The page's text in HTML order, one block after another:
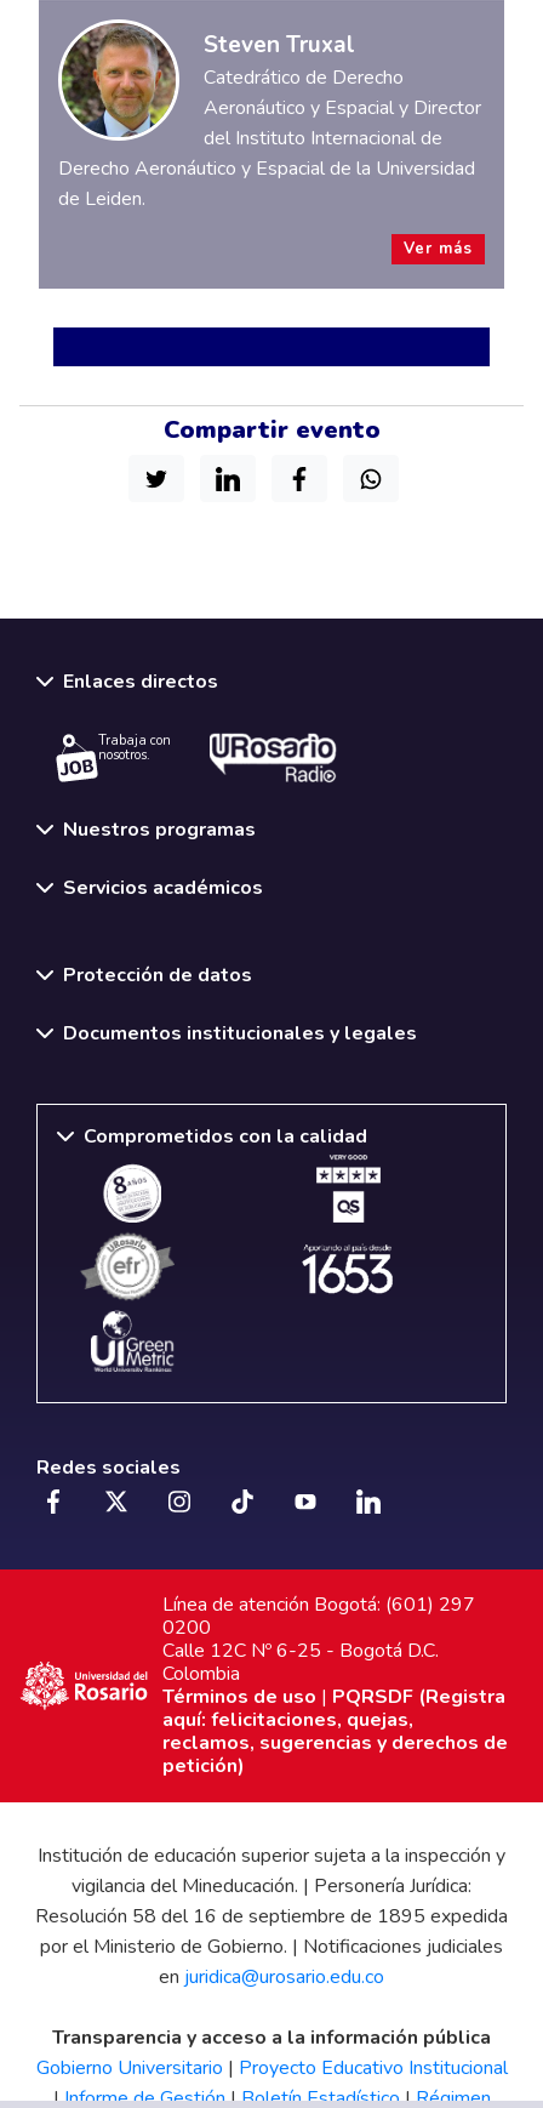
Compartir evento
Steven Truxal
Catedrático de Derecho
Aeronáutico y Espacial y Director
del Instituto Internacional de
Derecho Aeronáutico y Espacial de la Universidad
de Leiden.
Ver más
Enlaces directos
Trabaja con
nosotros.
Nuestros programas
Servicios académicos
Protección de datos
Documentos institucionales y legales
Comprometidos con la calidad
Redes sociales
Línea de atención Bogotá: (601) 297
0200
Calle 12C Nº 6-25 - Bogotá D.C.
Colombia
Términos de uso | PQRSDF (Registra
aquí: felicitaciones, quejas,
reclamos, sugerencias y derechos de
petición)
Institución de educación superior sujeta a la inspección y
vigilancia del Mineducación. | Personería Jurídica:
Resolución 58 del 16 de septiembre de 1895 expedida
por el Ministerio de Gobierno. | Notificaciones judiciales
en juridica@urosario.edu.co
Transparencia y acceso a la información pública
Gobierno Universitario | Proyecto Educativo Institucional
|Informe de Gestión|Boletín Estadístico|Régimen